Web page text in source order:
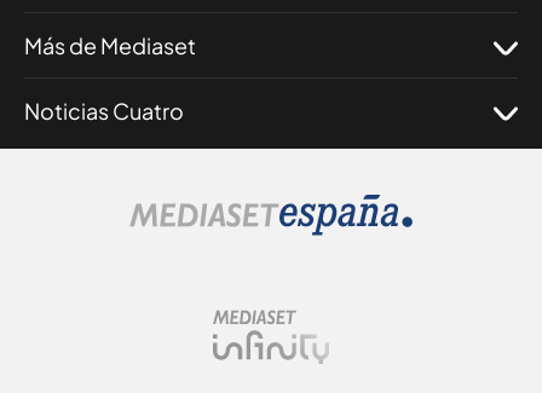
Más de Mediaset
Noticias Cuatro